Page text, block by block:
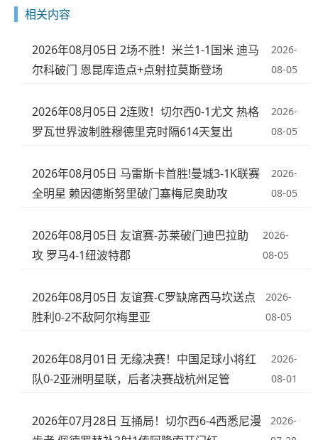
相关内容
2026年08月05日 2场不胜！米兰1-1国米 迪马
尔科破门 恩昆库造点+点射拉莫斯登场
2026-
08-05
2026年08月05日 2连败！切尔西0-1尤文 热格
罗瓦世界波制胜穆德里克时隔614天复出
2026-
08-05
2026年08月05日 马雷斯卡首胜!曼城3-1K联赛
全明星 赖因德斯努里破门塞梅尼奥助攻
2026-
08-05
2026年08月05日 友谊赛-苏莱破门迪巴拉助
攻 罗马4-1纽波特郡
2026-
08-05
2026年08月05日 友谊赛-C罗缺席西马坎送点
胜利0-2不敌阿尔梅里亚
2026-
08-05
2026年08月01日 无缘决赛！中国足球小将红
队0-2亚洲明星联，后者决赛战杭州足管
2026-
08-01
2026年07月28日 互捅局！切尔西6-4西悉尼漫
2026-